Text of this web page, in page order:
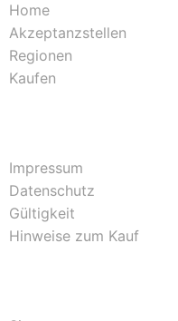
Home
Akzeptanzstellen
Regionen
Kaufen
Impressum
Datenschutz
Gültigkeit
Hinweise zum Kauf